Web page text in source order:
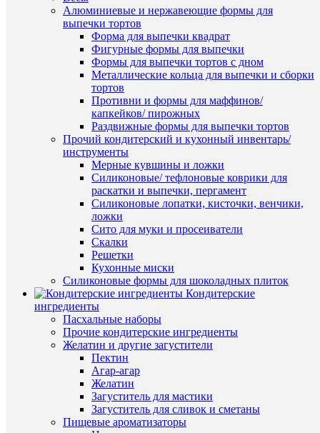
Алюминиевые и нержавеющие формы для
выпечки тортов
Форма для выпечки квадрат
Фигурные формы для выпечки
Формы для выпечки тортов с дном
Металлические кольца для выпечки и сборки
тортов
Противни и формы для маффинов/
капкейков/ пирожных
Раздвижные формы для выпечки тортов
Прочий кондитерский и кухонный инвентарь/
инструменты
Мерные кувшины и ложки
Силиконовые/ тефлоновые коврики для
раскатки и выпечки, пергамент
Силиконовые лопатки, кисточки, венчики,
ложки
Сито для муки и просеиватели
Скалки
Решетки
Кухонные миски
Силиконовые формы для шоколадных плиток
Кондитерские
ингредиенты
Пасхальные наборы
Прочие кондитерские ингредиенты
Желатин и другие загустители
Пектин
Агар-агар
Желатин
Загуститель для мастики
Загуститель для сливок и сметаны
Пищевые ароматизаторы
15
/
шт
корзину
Купить
79